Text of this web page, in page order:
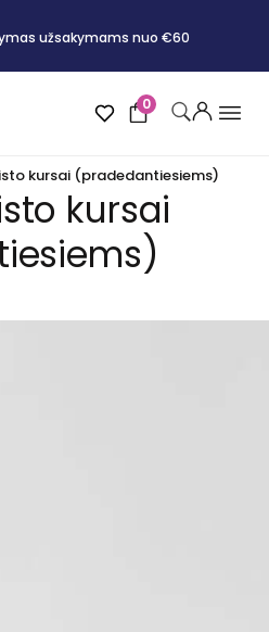
užsakymams nuo €60
0
kursai (pradedantiesiems)
kursai